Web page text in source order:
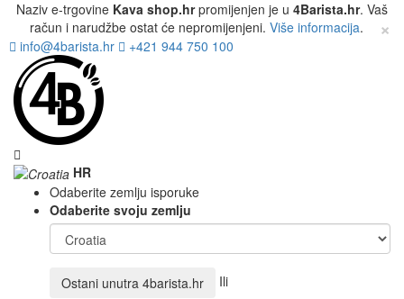
Naziv e-trgovine Kava shop.hrpromijenjen je u 4Barista.hr. Vaš
račun i narudžbe ostat će nepromijenjeni. Više informacija. ×
info@4barista.hr +421 944 750 100
HR
Odaberite zemlju isporuke
Odaberite svoju zemlju
Ostani unutra 4barista.hr Ili